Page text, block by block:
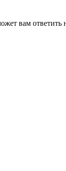
вам